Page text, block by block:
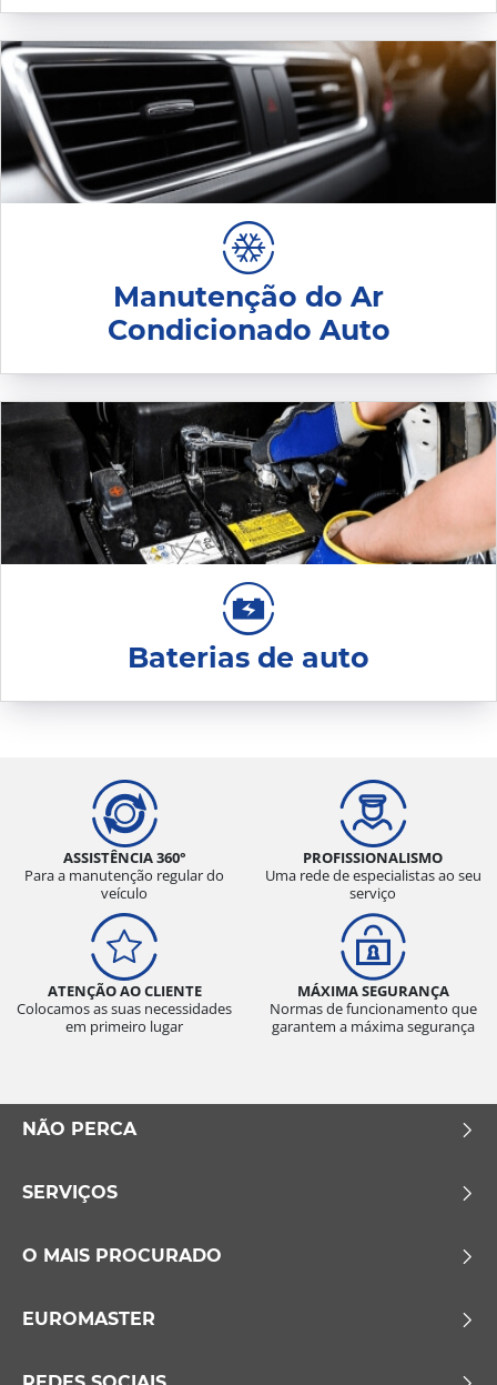
Manutenção do Ar
Condicionado Auto
Baterias de auto
ASSISTÊNCIA 360°
Para a manutenção regular do
veículo
PROFISSIONALISMO
Uma rede de especialistas ao seu
serviço
ATENÇÃO AO CLIENTE
Colocamos as suas necessidades
em primeiro lugar
MÁXIMA SEGURANÇA
Normas de funcionamento que
garantem a máxima segurança
NÃO PERCA
SERVIÇOS
O MAIS PROCURADO
EUROMASTER